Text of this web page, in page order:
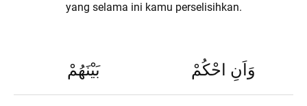
yang selama ini kamu perselisihkan.
بَيْنَهُمْ وَاَنِ احْكُمْ